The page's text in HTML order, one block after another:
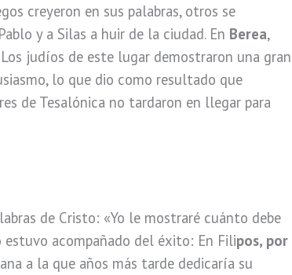
creyeron en sus palabras, otros se
y a Silas a huir de la ciudad. En Berea,
judíos de este lugar demostraron una gran
lo que dio como resultado que
de Tesalónica no tardaron en llegar para
de Cristo: «Yo le mostraré cuánto debe
estuvo acompañado del éxito: En Filipos, por
a la que años más tarde dedicaría su